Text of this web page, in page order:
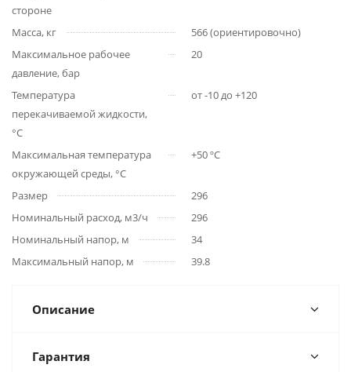
стороне
Масса, кг
566 (ориентировочно)
Максимальное рабочее
давление, бар
20
Температура
перекачиваемой жидкости,
°С
от -10 до +120
Максимальная температура
окружающей среды, °С
+50 ºС
Размер
296
Номинальный расход, м3/ч
296
Номинальный напор, м
34
Максимальный напор, м
39.8
Описание
Гарантия